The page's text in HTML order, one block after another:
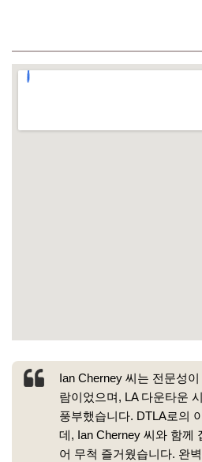
Ian Cherney 씨는 전문성
람이었으며, LA 다운타운
풍부했습니다. DTLA로의
데, Ian Cherney 씨와 함께
어 무척 즐거웠습니다. 완